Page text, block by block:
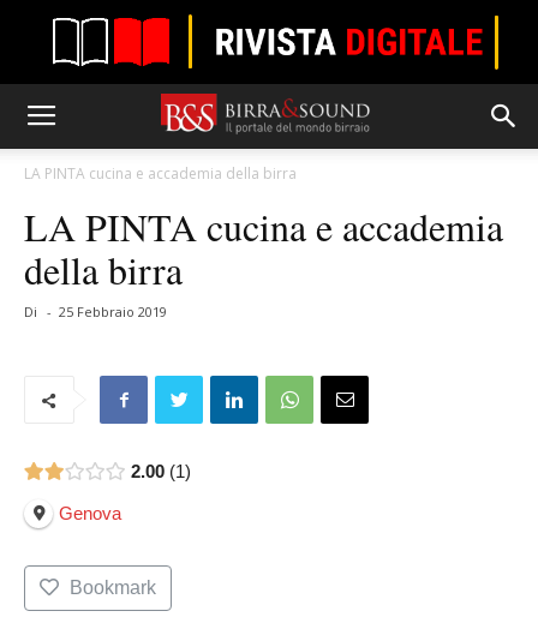
LA PINTA cucina e accademia della birra
LA PINTA cucina e accademia
della birra
Di - 25 Febbraio 2019
2.00 1
Genova
Bookmark